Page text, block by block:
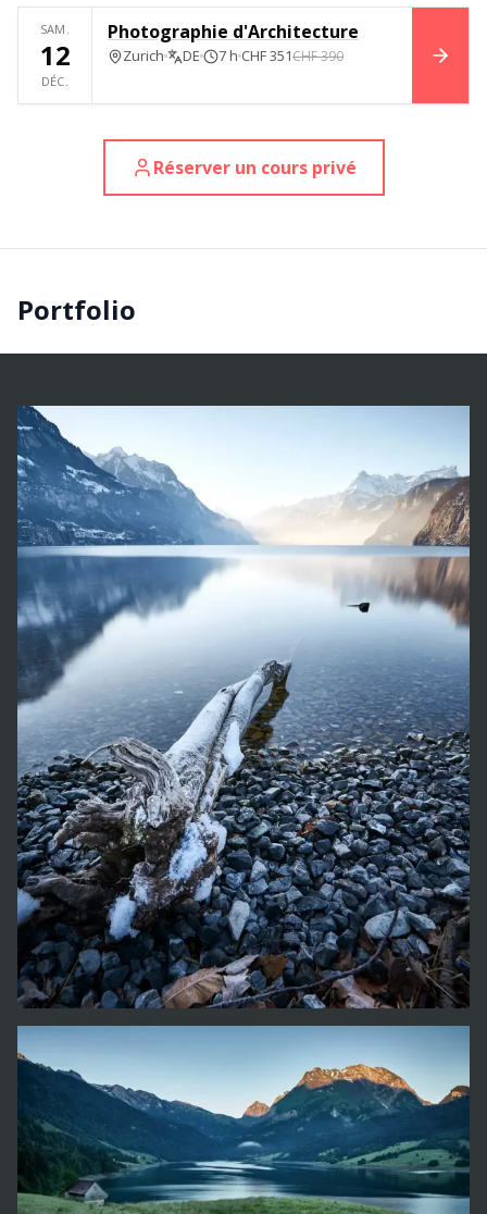
SAM.
12
DÉC.
Photographie d'Architecture
Zurich DE 7 h CHF 351CHF 390
Réserver un cours privé
Portfolio